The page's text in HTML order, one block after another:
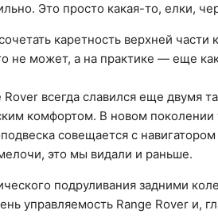
Это просто какая-то, елки,
каретность верхней
не может, а на практике — еще
всегда славился еще двумя
комфортом. В новом
совещается с
это мы видали и раньше.
подруливания задними
управляемость Range Rover и,